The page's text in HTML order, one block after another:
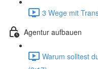
3 Wege mit
Agentur aufbauen
Warum solltest